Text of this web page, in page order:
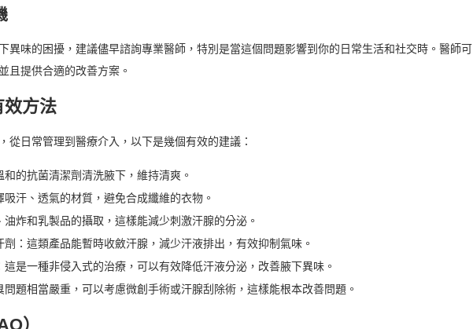
異味的困擾，建議儘早諮詢專業醫師，特別是當這個問題影響到你的日常生活和社交時。醫師可
且提供合適的改善方案。
效方法
從日常管理到醫療介入，以下是幾個有效的建議：
和的抗菌清潔劑清洗腋下，維持清爽。
汗、透氣的材質，避免合成纖維的衣物。
炸和乳製品的攝取，這樣能減少刺激汗腺的分泌。
：這類產品能暫時收斂汗腺，減少汗液排出，有效抑制氣味。
是一種非侵入式的治療，可以有效降低汗液分泌，改善腋下異味。
題相當嚴重，可以考慮微創手術或汗腺刮除術，這樣能根本改善問題。
）